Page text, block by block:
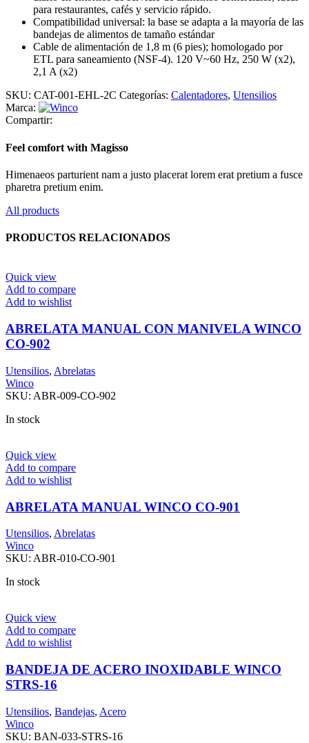
para restaurantes, cafés y servicio rápido.
Compatibilidad universal: la base se adapta a la mayoría de las
bandejas de alimentos de tamaño estándar
Cable de alimentación de 1,8 m (6 pies); homologado por
ETL para saneamiento (NSF-4). 120 V~60 Hz, 250 W (x2),
2,1 A (x2)
SKU: CAT-001-EHL-2C Categorías: Calentadores, Utensilios
Marca:
Compartir:
Feel comfort with Magisso
Himenaeos parturient nam a justo placerat lorem erat pretium a fusce
pharetra pretium enim.
All products
PRODUCTOS RELACIONADOS
Quick view
Add to compare
Add to wishlist
ABRELATA MANUAL CON MANIVELA WINCO
CO-902
Utensilios, Abrelatas
Winco
SKU: ABR-009-CO-902
In stock
Quick view
Add to compare
Add to wishlist
ABRELATA MANUAL WINCO CO-901
Utensilios, Abrelatas
Winco
SKU: ABR-010-CO-901
In stock
Quick view
Add to compare
Add to wishlist
BANDEJA DE ACERO INOXIDABLE WINCO
STRS-16
Utensilios, Bandejas, Acero
Winco
SKU: BAN-033-STRS-16